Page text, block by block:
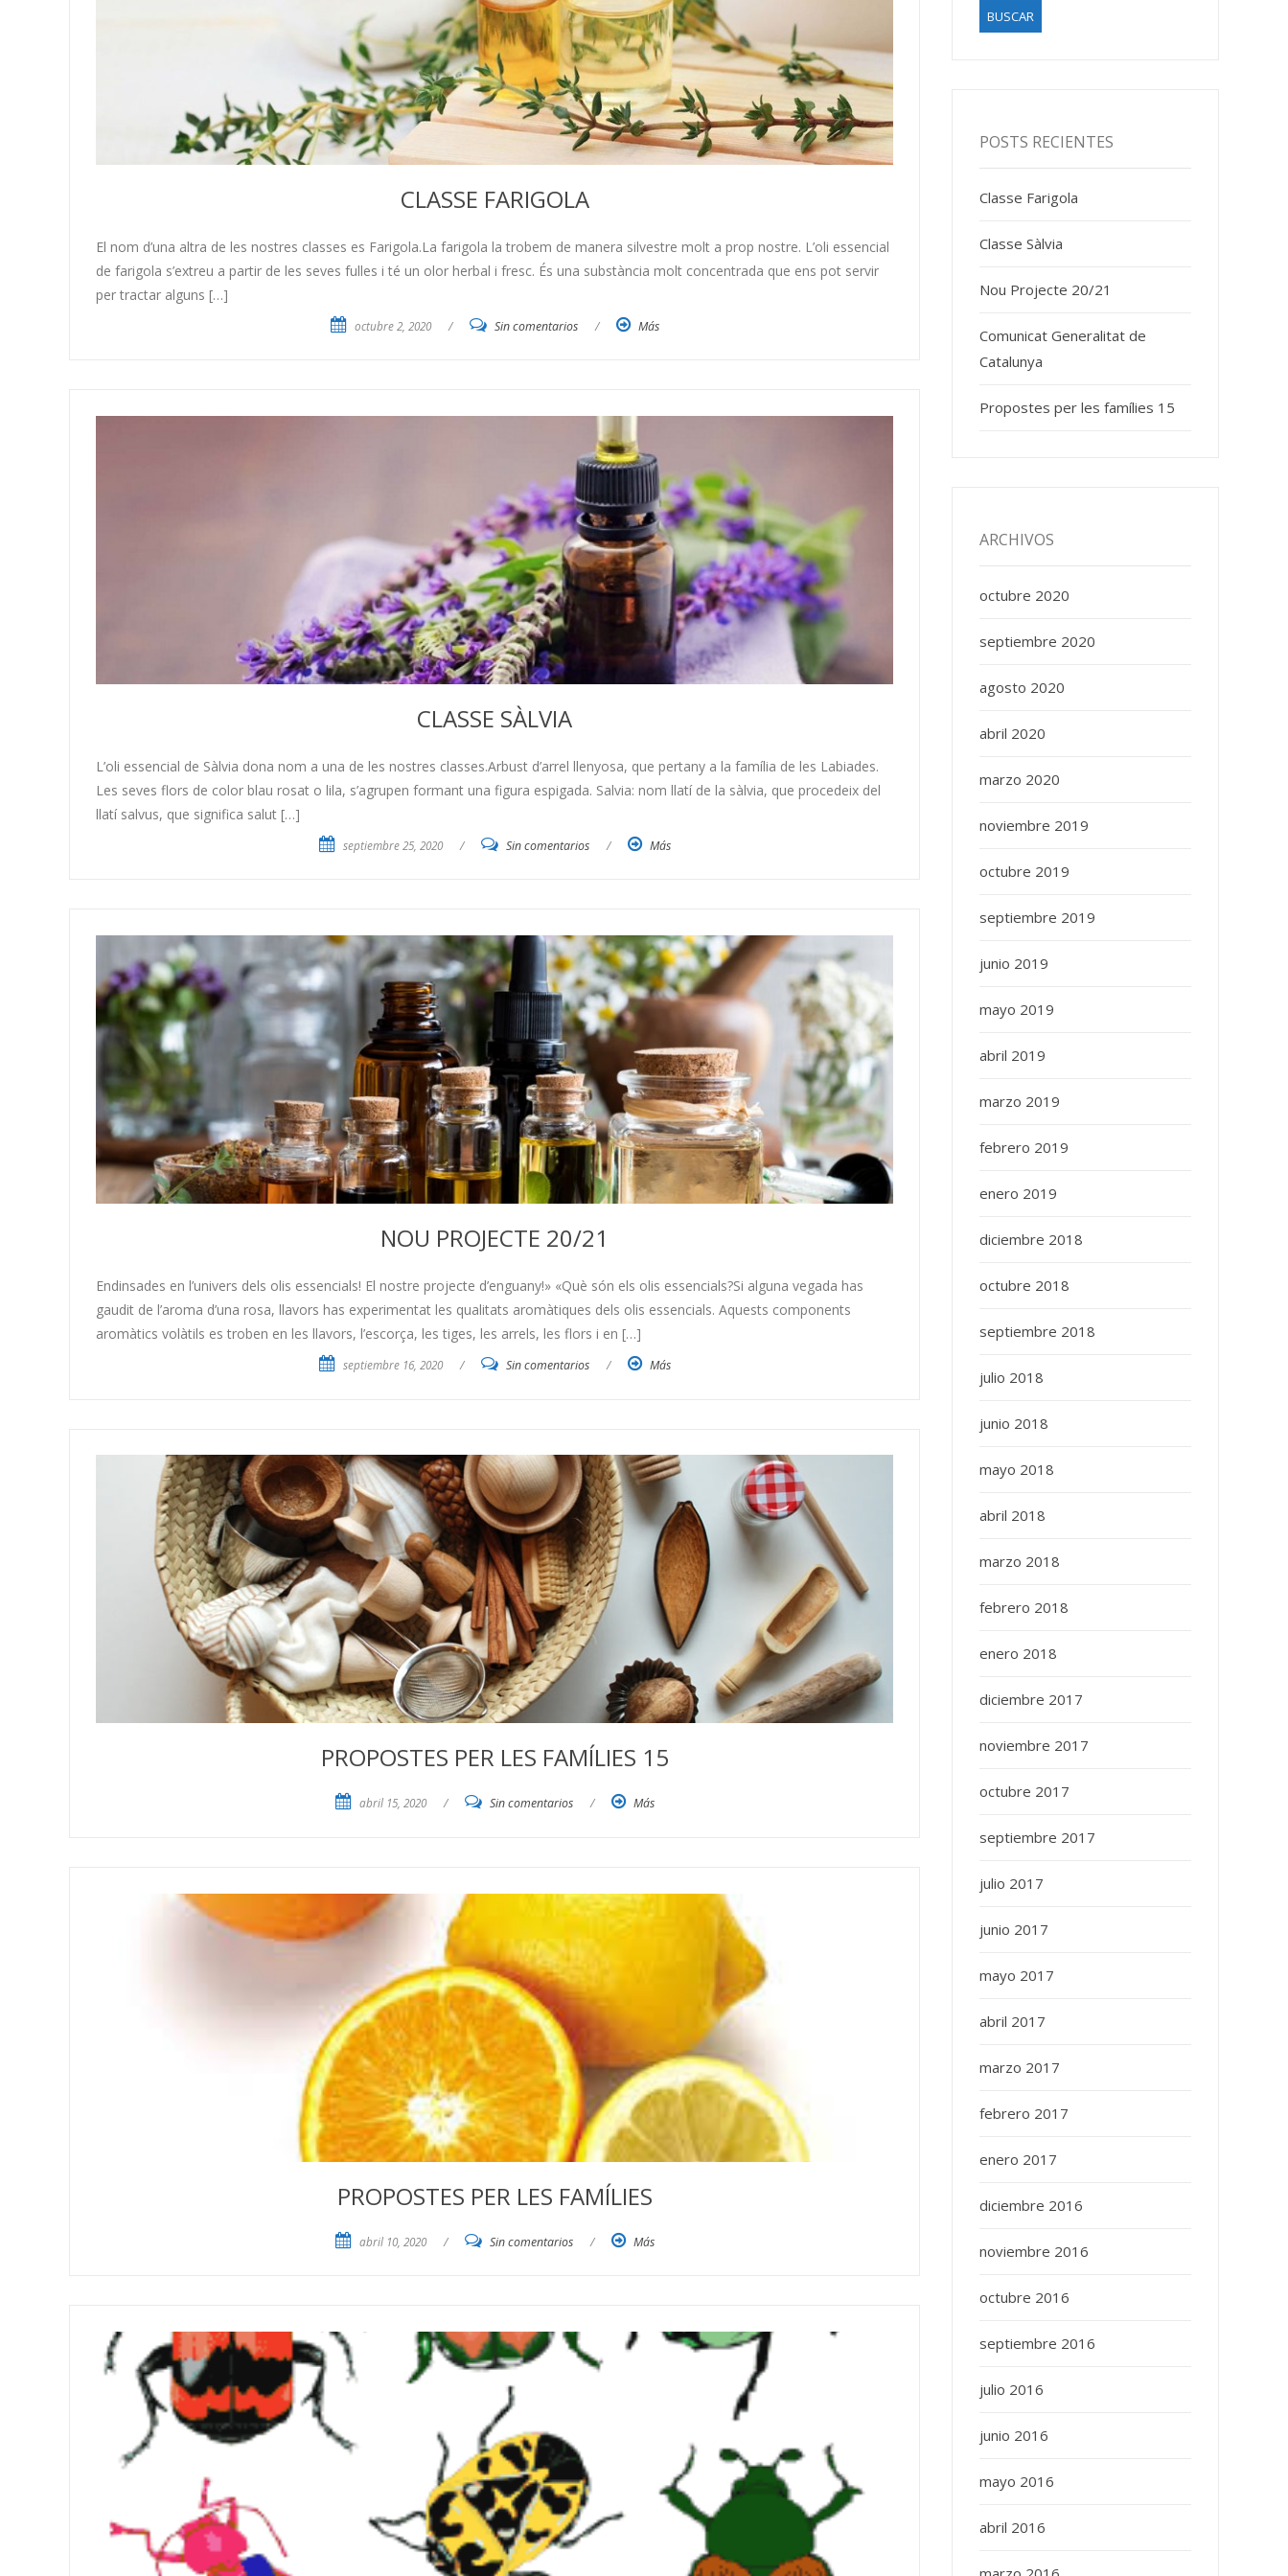
CLASSE FARIGOLA
El nom d’una altra de les nostres classes es Farigola.La farigola la trobem de manera silvestre molt a prop nostre. L’oli essencial
de farigola s’extreu a partir de les seves fulles i té un olor herbal i fresc. És una substància molt concentrada que ens pot servir
per tractar alguns […]
octubre 2, 2020 / Sin comentarios / Más
CLASSE SÀLVIA
L’oli essencial de Sàlvia dona nom a una de les nostres classes.Arbust d’arrel llenyosa, que pertany a la família de les Labiades.
Les seves flors de color blau rosat o lila, s’agrupen formant una figura espigada. Salvia: nom llatí de la sàlvia, que procedeix del
llatí salvus, que significa salut […]
septiembre 25, 2020 / Sin comentarios / Más
NOU PROJECTE 20/21
Endinsades en l’univers dels olis essencials! El nostre projecte d’enguany!» «Què són els olis essencials?Si alguna vegada has
gaudit de l’aroma d’una rosa, llavors has experimentat les qualitats aromàtiques dels olis essencials. Aquests components
aromàtics volàtils es troben en les llavors, l’escorça, les tiges, les arrels, les flors i en […]
septiembre 16, 2020 / Sin comentarios / Más
PROPOSTES PER LES FAMÍLIES 15
abril 15, 2020 / Sin comentarios / Más
PROPOSTES PER LES FAMÍLIES
abril 10, 2020 / Sin comentarios / Más
POSTS RECIENTES
Classe Farigola
Classe Sàlvia
Nou Projecte 20/21
Comunicat Generalitat de
Catalunya
Propostes per les famílies 15
ARCHIVOS
octubre 2020
septiembre 2020
agosto 2020
abril 2020
marzo 2020
noviembre 2019
octubre 2019
septiembre 2019
junio 2019
mayo 2019
abril 2019
marzo 2019
febrero 2019
enero 2019
diciembre 2018
octubre 2018
septiembre 2018
julio 2018
junio 2018
mayo 2018
abril 2018
marzo 2018
febrero 2018
enero 2018
diciembre 2017
noviembre 2017
octubre 2017
septiembre 2017
julio 2017
junio 2017
mayo 2017
abril 2017
marzo 2017
febrero 2017
enero 2017
diciembre 2016
noviembre 2016
octubre 2016
septiembre 2016
julio 2016
junio 2016
mayo 2016
abril 2016